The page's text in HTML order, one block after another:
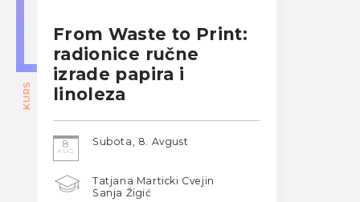
KURS
From Waste to Print:
radionice ručne
izrade papira i
linoleza
8
AUG
Subota, 8. Avgust
Tatjana Marticki Cvejin
Sanja Žigić